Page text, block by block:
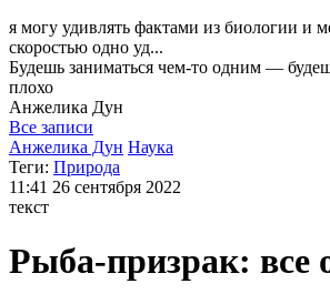
я могу удивлять фактами из биологии и
скоростью одно уд...
Будешь заниматься чем-то одним —
плохо
Анжелика Дун
Все записи
Анжелика Дун Наука
Теги: Природа
11:41 26 сентября 2022
текст
Рыба-призрак: все